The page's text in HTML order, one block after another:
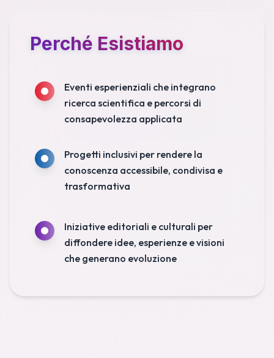
Perché Esistiamo
Eventi esperienziali che integrano
ricerca scientifica e percorsi di
consapevolezza applicata
Progetti inclusivi per rendere la
conoscenza accessibile, condivisa e
trasformativa
Iniziative editoriali e culturali per
diffondere idee, esperienze e visioni
che generano evoluzione